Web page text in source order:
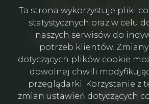
Rental in Silesia – Агентство нерухомості у
social media Facebook
Facebook
Ta strona wykorzystuje pliki
statystycznych oraz w celu
naszych serwisów do
potrzeb klientów.
dotyczących plików cookie
dowolnej chwili
przeglądarki. Korzystanie z
zmian ustawień dotyczących